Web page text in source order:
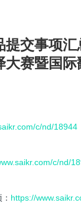
提交事项汇
大赛暨国
c/nd/18944
c/nd/
https://